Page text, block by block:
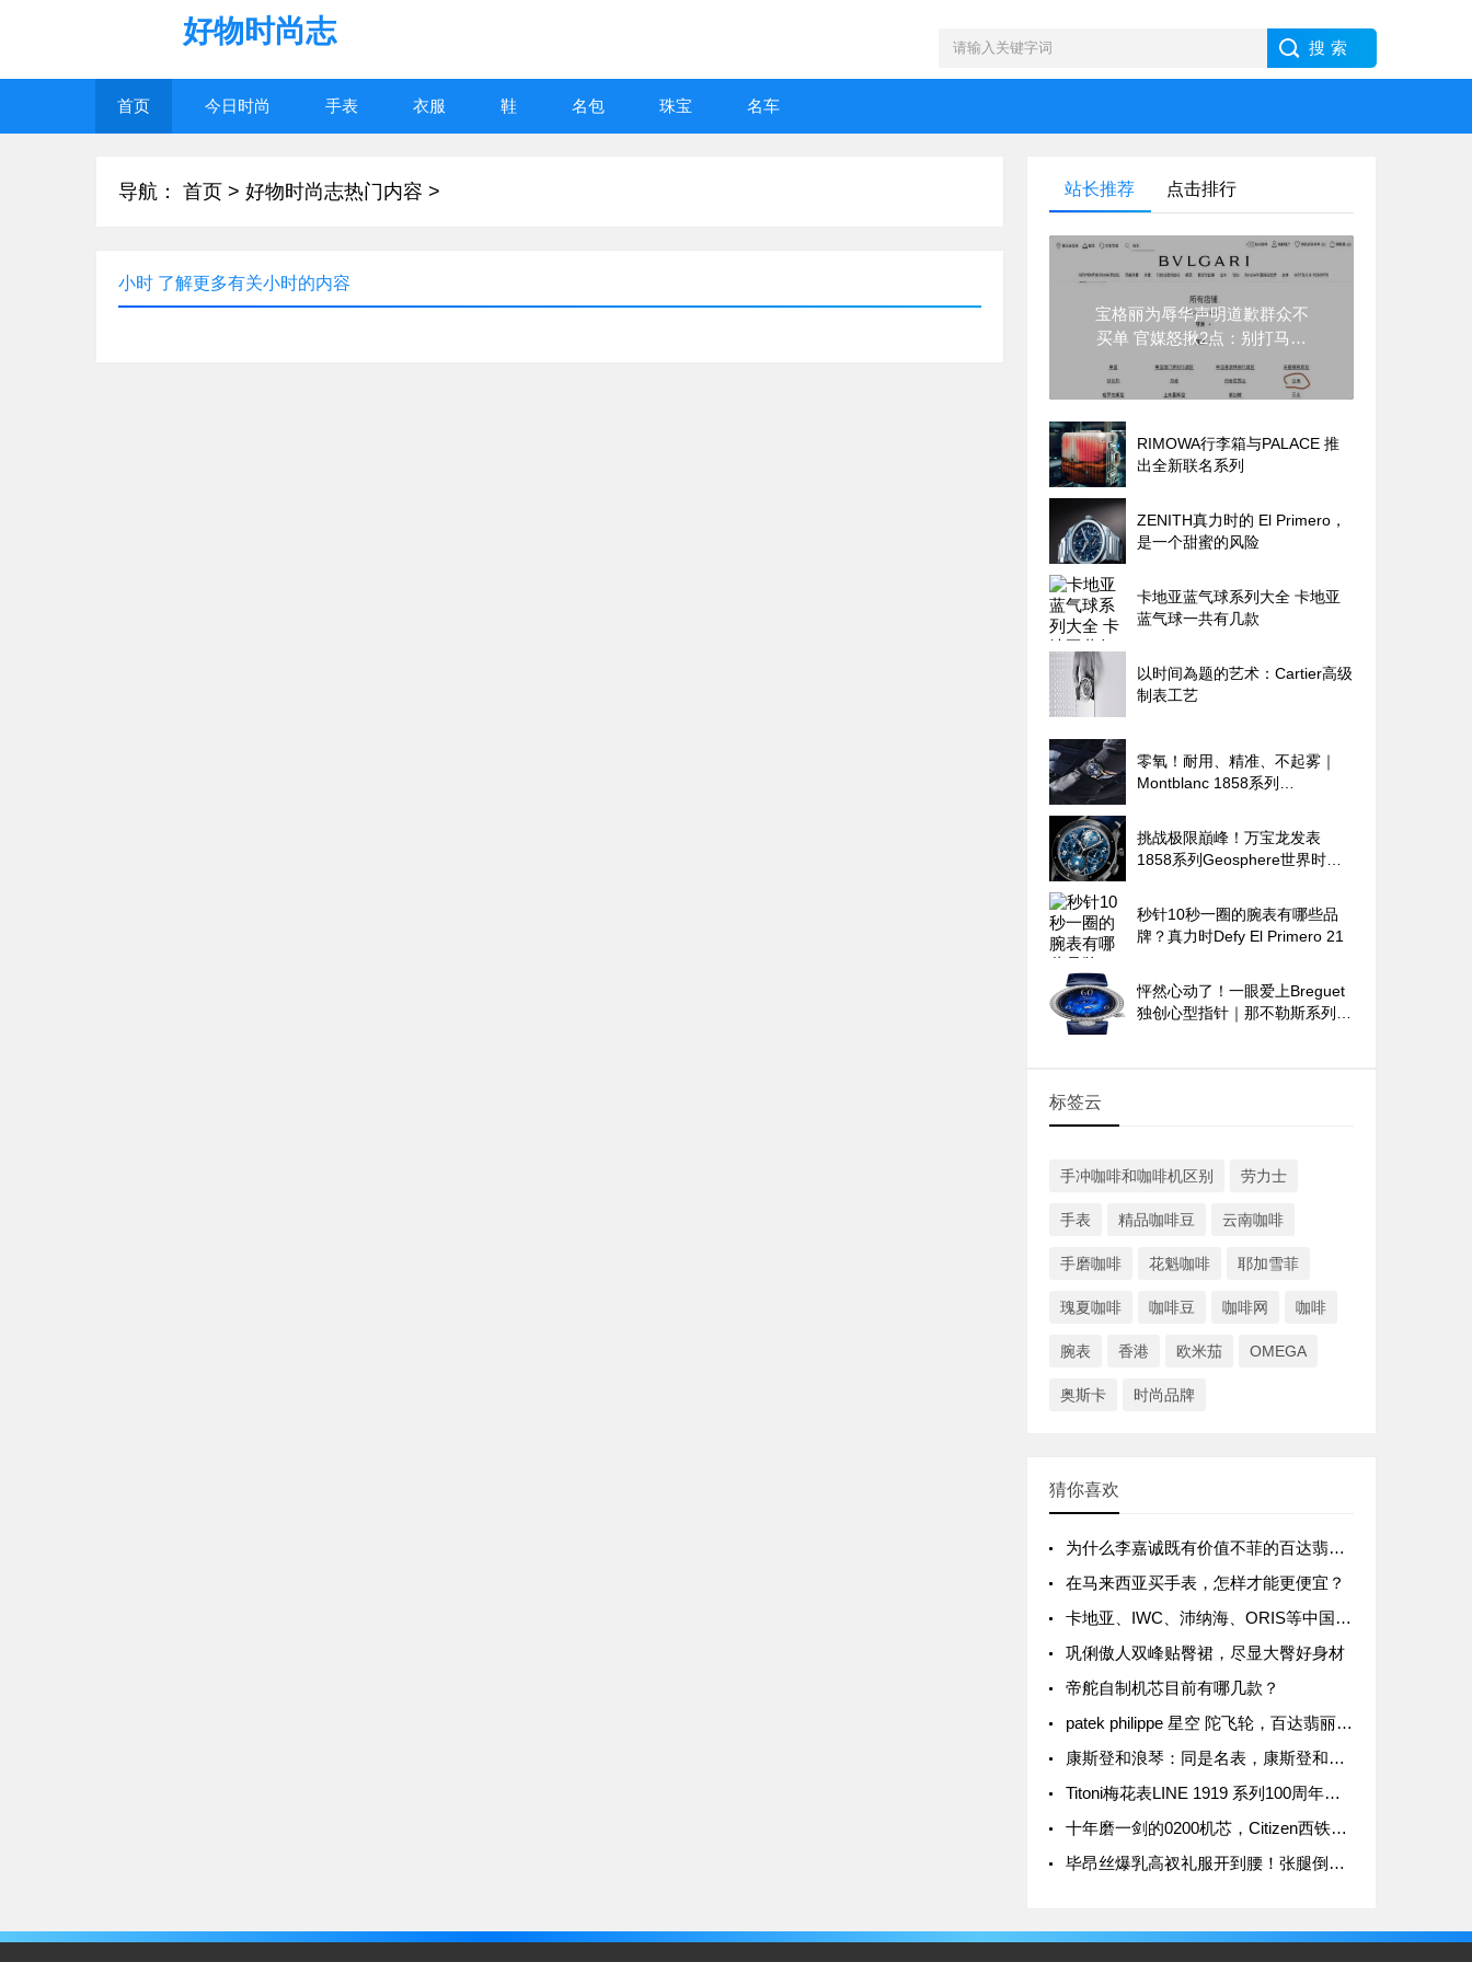
好物时尚志
首页 今日时尚 手表 衣服 鞋 名包 珠宝 名车
导航： 首页 > 好物时尚志热门内容 >
小时 了解更多有关小时的内容
站长推荐 点击排行
宝格丽为辱华声明道歉群众不
买单 官媒怒揪2点：别打马虎
RIMOWA行李箱与PALACE 推
出全新联名系列
ZENITH真力时的 El Primero，
是一个甜蜜的风险
卡地亚蓝气球系列大全 卡地亚
蓝气球一共有几款
以时间為题的艺术：Cartier高级
制表工艺
零氧！耐用、精准、不起雾｜
Montblanc 1858系列
表的极限探险魂
挑战极限巔峰！万宝龙发表
1858系列Geosphere世界时间
秒针10秒一圈的腕表有哪些品
牌？真力时Defy El Primero 21
怦然心动了！一眼爱上Breguet
独创心型指针｜那不勒斯系列
标签云
手冲咖啡和咖啡机区别 劳力士
手表 精品咖啡豆 云南咖啡
手磨咖啡 花魁咖啡 耶加雪菲
瑰夏咖啡 咖啡豆 咖啡网 咖啡
腕表 香港 欧米茄 OMEGA
奥斯卡 时尚品牌
猜你喜欢
为什么李嘉诚既有价值不菲的百达翡丽，也戴几千块钱的电子表？
在马来西亚买手表，怎样才能更便宜？
卡地亚、IWC、沛纳海、ORIS等中国涨价，最高涨幅15%
巩俐傲人双峰贴臀裙，尽显大臀好身材
帝舵自制机芯目前有哪几款？
patek philippe 星空 陀飞轮，百达翡丽6002G天文陀飞轮
康斯登和浪琴：同是名表，康斯登和浪琴究竟有何区别？
Titoni梅花表LINE 1919 系列100周年纪念款价格介绍
十年磨一剑的0200机芯，Citizen西铁城发布全新高级腕表
毕昂丝爆乳高衩礼服开到腰！张腿倒出巨胸、三角洲网暴动